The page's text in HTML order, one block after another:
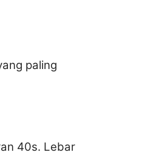
paling
40s. Lebar